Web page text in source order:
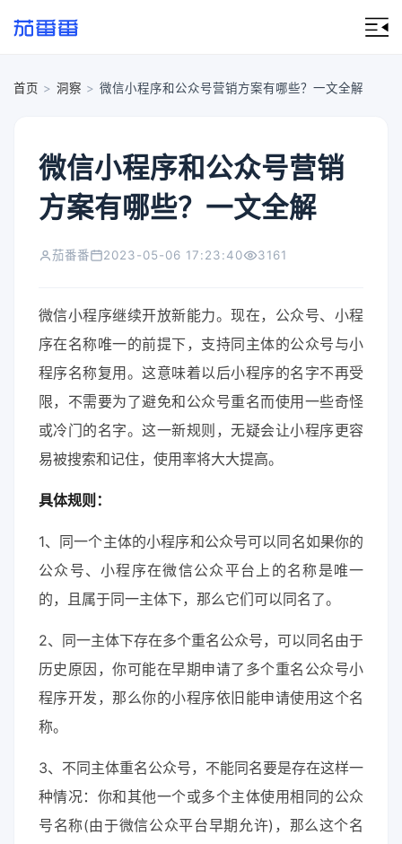
首页 > 洞察 > 微信小程序和公众号营销方案有哪些？一文全解
微信小程序和公众号营销
方案有哪些？一文全解
茄番番 2023-05-06 17:23:40 3161
微信小程序继续开放新能力。现在，公众号、小程
序在名称唯一的前提下，支持同主体的公众号与小
程序名称复用。这意味着以后小程序的名字不再受
限，不需要为了避免和公众号重名而使用一些奇怪
或冷门的名字。这一新规则，无疑会让小程序更容
易被搜索和记住，使用率将大大提高。
具体规则：
1、同一个主体的小程序和公众号可以同名如果你的
公众号、小程序在微信公众平台上的名称是唯一
的，且属于同一主体下，那么它们可以同名了。
2、同一主体下存在多个重名公众号，可以同名由于
历史原因，你可能在早期申请了多个重名公众号小
程序开发，那么你的小程序依旧能申请使用这个名
称。
3、不同主体重名公众号，不能同名要是存在这样一
种情况：你和其他一个或多个主体使用相同的公众
号名称(由于微信公众平台早期允许)，那么这个名